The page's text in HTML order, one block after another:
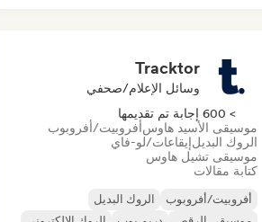
Tracktor
وسائل الإعلام/صحفي
> 600 إجابة تم تقديمها
موسيقى الأسيد هاوسأفروبيت/أفروبوب
الروك البديلإيقاعات/لو-فاي
موسيقى تشيل هاوس
كتابة مقالات
أفروبيت/أفروبوب
الروك البديل